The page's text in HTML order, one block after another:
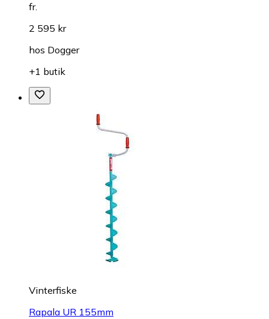
fr.
2 595 kr
hos Dogger
+1 butik
Vinterfiske
Rapala UR 155mm